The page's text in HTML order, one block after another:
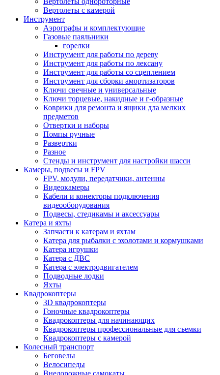
Вертолеты с камерой
Инструмент
Аэрографы и комплектующие
Газовые паяльники
горелки
Инструмент для работы по дереву
Инструмент для работы по лексану
Инструмент для работы со сцеплением
Инструмент для сборки амортизаторов
Ключи свечные и универсальные
Ключи торцевые, накидные и г-образные
Коврики для ремонта и ящики дла мелких
предметов
Отвертки и наборы
Помпы ручные
Развертки
Разное
Стенды и инструмент для настройки шасси
Камеры, подвесы и FPV
FPV, модули, передатчики, антенны
Видеокамеры
Кабели и конекторы подключения
видеооборудования
Подвесы, стедикамы и аксессуары
Катера и яхты
Запчасти к катерам и яхтам
Катера для рыбалки с эхолотами и кормушками
Катера игрушки
Катера с ДВС
Катера с электродвигателем
Подводные лодки
Яхты
Квадрокоптеры
3D квадрокоптеры
Гоночные квадрокоптеры
Квадрокоптеры для начинающих
Квадрокоптеры профессиональные для съемки
Квадрокоптеры с камерой
Колесный транспорт
Беговелы
Велосипеды
Внедорожные самокаты